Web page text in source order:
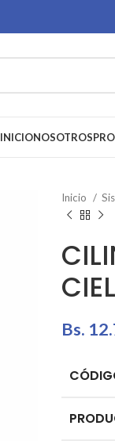
INICIONOSOTROS
Inicio
Bs.